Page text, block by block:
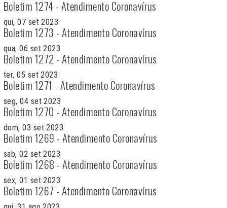
Boletim 1274 - Atendimento Coronavírus
qui, 07 set 2023
Boletim 1273 - Atendimento Coronavírus
qua, 06 set 2023
Boletim 1272 - Atendimento Coronavírus
ter, 05 set 2023
Boletim 1271 - Atendimento Coronavírus
seg, 04 set 2023
Boletim 1270 - Atendimento Coronavírus
dom, 03 set 2023
Boletim 1269 - Atendimento Coronavírus
sab, 02 set 2023
Boletim 1268 - Atendimento Coronavírus
sex, 01 set 2023
Boletim 1267 - Atendimento Coronavírus